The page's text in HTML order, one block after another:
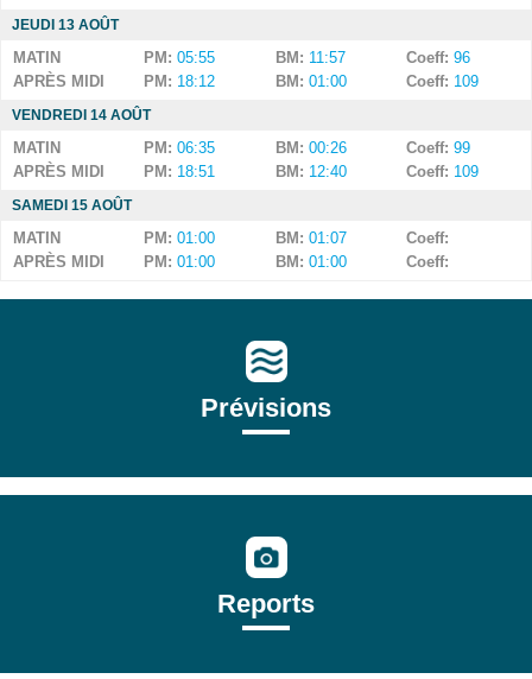
JEUDI 13 AOÛT
MATIN PM: 05:55 BM: 11:57 Coeff: 96
APRÈS MIDI
PM: 18:12 BM: 01:00 Coeff: 109
VENDREDI 14 AOÛT
MATIN PM: 06:35 BM: 00:26 Coeff: 99
APRÈS MIDI
PM: 18:51 BM: 12:40 Coeff: 109
SAMEDI 15 AOÛT
MATIN PM: 01:00 BM: 01:07
Coeff:
APRÈS MIDI
PM: 01:00 BM: 01:00 Coeff:
Prévisions
Reports